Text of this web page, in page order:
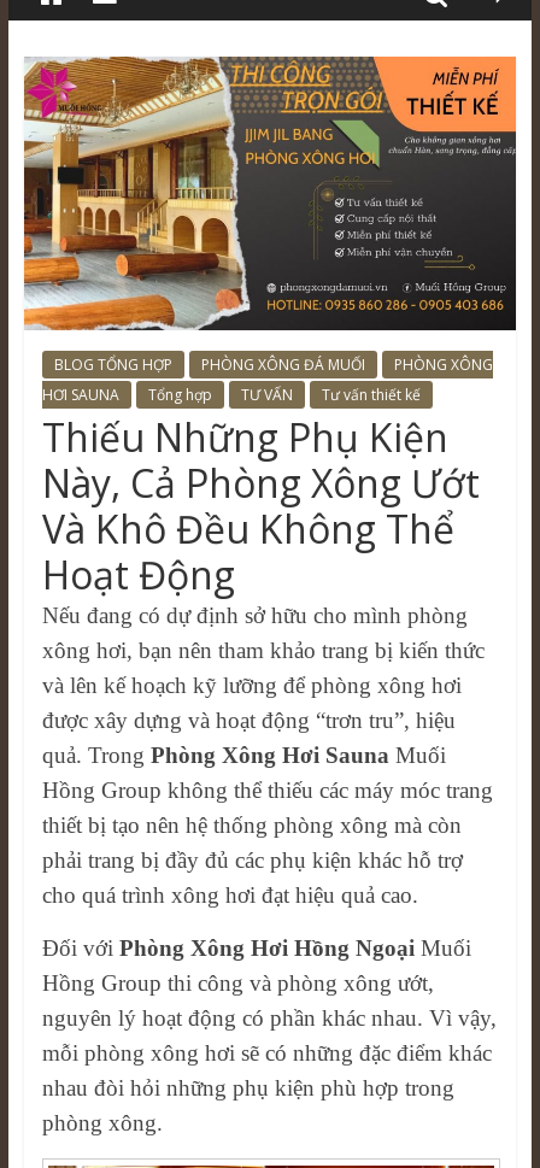
BLOG TỔNG HỢP PHÒNG XÔNG ĐÁ MUỐI
PHÒNG XÔNG
HƠI SAUNA
Tổng hợp TƯ VẤN Tư vấn thiết kế
Thiếu Những Phụ Kiện
Này, Cả Phòng Xông Ướt
Và Khô Đều Không Thể
Hoạt Động
Nếu đang có dự định sở hữu cho mình phòng
xông hơi, bạn nên tham khảo trang bị kiến thức
và lên kế hoạch kỹ lưỡng để phòng xông hơi
được xây dựng và hoạt động “trơn tru”, hiệu
quả. Trong Phòng Xông Hơi Sauna Muối
Hồng Group không thể thiếu các máy móc trang
thiết bị tạo nên hệ thống phòng xông mà còn
phải trang bị đầy đủ các phụ kiện khác hỗ trợ
cho quá trình xông hơi đạt hiệu quả cao.
Đối với Phòng Xông Hơi Hồng Ngoại Muối
Hồng Group thi công và phòng xông ướt,
nguyên lý hoạt động có phần khác nhau. Vì vậy,
mỗi phòng xông hơi sẽ có những đặc điểm khác
nhau đòi hỏi những phụ kiện phù hợp trong
phòng xông.